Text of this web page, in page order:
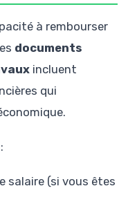
à rembourser
documents
incluent
qui
salaire (si vous êtes